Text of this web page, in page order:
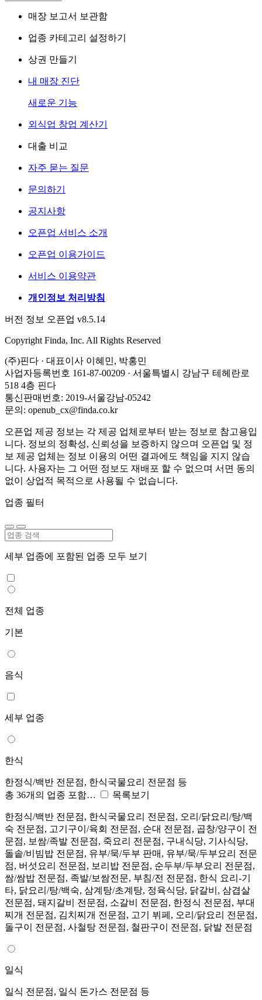
매장 보고서 보관함
업종 카테고리 설정하기
상권 만들기
내 매장 진단
새로운 기능
외식업 창업 계산기
대출 비교
자주 묻는 질문
문의하기
공지사항
오픈업 서비스 소개
오픈업 이용가이드
서비스 이용약관
개인정보 처리방침
버전 정보 오픈업 v8.5.14
Copyright Finda, Inc. All Rights Reserved
(주)핀다 · 대표이사 이혜민, 박홍민
사업자등록번호 161-87-00209 · 서울특별시 강남구 테헤란로
518 4층 핀다
통신판매번호: 2019-서울강남-05242
문의: openub_cx@finda.co.kr
오픈업 제공 정보는 각 제공 업체로부터 받는 정보로 참고용입
니다. 정보의 정확성, 신뢰성을 보증하지 않으며 오픈업 및 정
보 제공 업체는 정보 이용의 어떤 결과에도 책임을 지지 않습
니다. 사용자는 그 어떤 정보도 재배포 할 수 없으며 서면 동의
없이 상업적 목적으로 사용될 수 없습니다.
업종 필터
세부 업종에 포함된 업종 모두 보기
전체 업종
기본
음식
세부 업종
한식
한정식/백반 전문점, 한식국물요리 전문점 등
총 36개의 업종 포함…
목록보기
한정식/백반 전문점, 한식국물요리 전문점, 오리/닭요리/탕/백
숙 전문점, 고기구이/육회 전문점, 순대 전문점, 곱창/양구이 전
문점, 보쌈/족발 전문점, 죽요리 전문점, 구내식당, 기사식당,
돌솥/비빔밥 전문점, 유부/묵/두부 판매, 유부/묵/두부요리 전문
점, 버섯요리 전문점, 보리밥 전문점, 순두부/두부요리 전문점,
쌈/쌈밥 전문점, 족발/보쌈전문, 부침/전 전문점, 한식 요리-기
타, 닭요리/탕/백숙, 삼계탕/초계탕, 정육식당, 닭갈비, 삼겹살
전문점, 돼지갈비 전문점, 소갈비 전문점, 한정식 전문점, 부대
찌개 전문점, 김치찌개 전문점, 고기 뷔페, 오리/닭요리 전문점,
돌구이 전문점, 사철탕 전문점, 철판구이 전문점, 닭발 전문점
일식
일식 전문점, 일식 돈가스 전문점 등